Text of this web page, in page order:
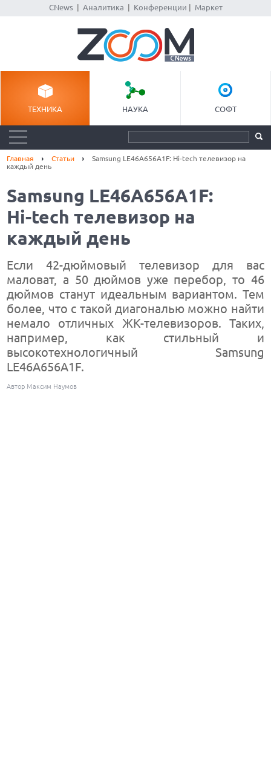
CNews| Аналитика Конференции Маркет
ТЕХНИКА НАУКА СОФТ
Главная Статьи
Samsung LE46A656A1F: Hi-tech телевизор на
каждый день
Samsung LE46A656A1F:
Hi-tech телевизор на
каждый день
Если 42-дюймовый телевизор для вас
маловат, а 50 дюймов уже перебор, то 46
дюймов станут идеальным вариантом. Тем
более, что с такой диагональю можно найти
немало отличных ЖК-телевизоров. Таких,
например, как стильный и
высокотехнологичный Samsung
LE46A656A1F.
Автор Максим Наумов